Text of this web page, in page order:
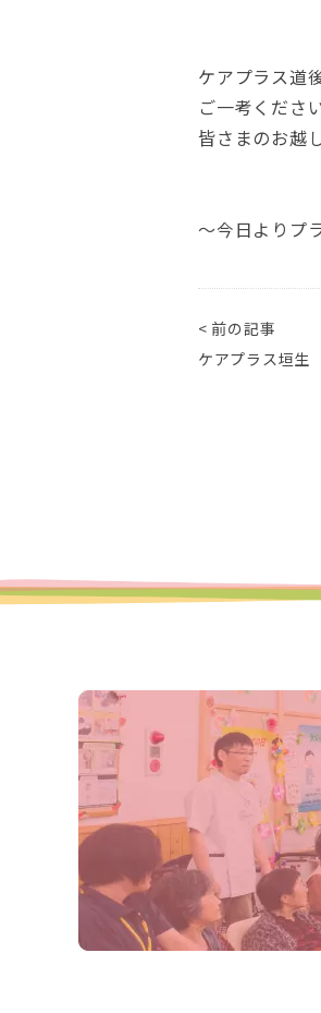
ケアプラス道
ご一考くださ
皆さまのお越
～今日よりプ
< 前の記事
ケアプラス垣